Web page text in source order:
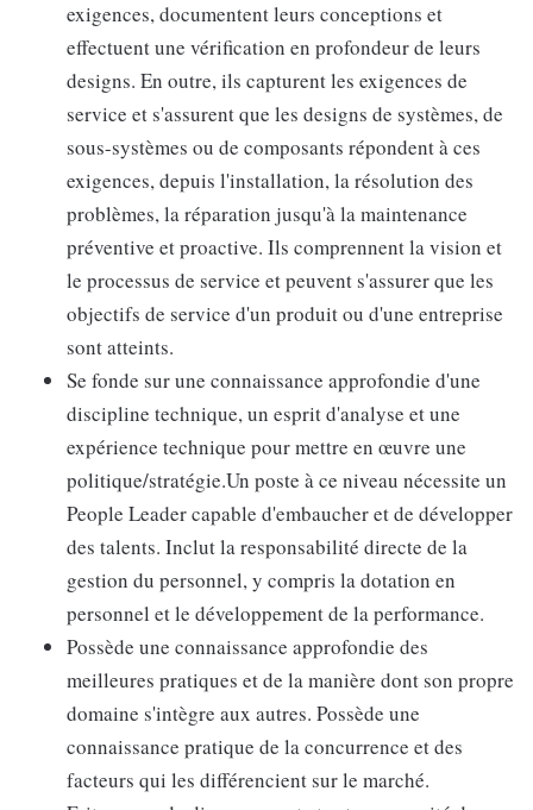
exigences, documentent leurs conceptions et
effectuent une vérification en profondeur de leurs
designs. En outre, ils capturent les exigences de
service et s'assurent que les designs de systèmes, de
sous-systèmes ou de composants répondent à ces
exigences, depuis l'installation, la résolution des
problèmes, la réparation jusqu'à la maintenance
préventive et proactive. Ils comprennent la vision et
le processus de service et peuvent s'assurer que les
objectifs de service d'un produit ou d'une entreprise
sont atteints.
Se fonde sur une connaissance approfondie d'une
discipline technique, un esprit d'analyse et une
expérience technique pour mettre en œuvre une
politique/stratégie.Un poste à ce niveau nécessite un
People Leader capable d'embaucher et de développer
des talents. Inclut la responsabilité directe de la
gestion du personnel, y compris la dotation en
personnel et le développement de la performance.
Possède une connaissance approfondie des
meilleures pratiques et de la manière dont son propre
domaine s'intègre aux autres. Possède une
connaissance pratique de la concurrence et des
facteurs qui les différencient sur le marché.